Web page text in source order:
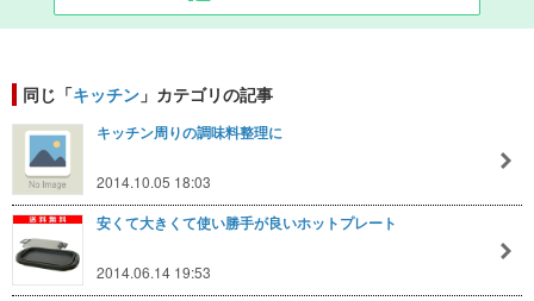
同じ「キッチン 」カテゴリの記事
キッチン周りの調味料整理に
2014.10.05 18:03
安くて大きくて使い勝手が良いホットプレート
2014.06.14 19:53